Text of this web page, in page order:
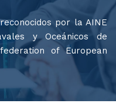
por la AINE
y Oceánicos de
of European